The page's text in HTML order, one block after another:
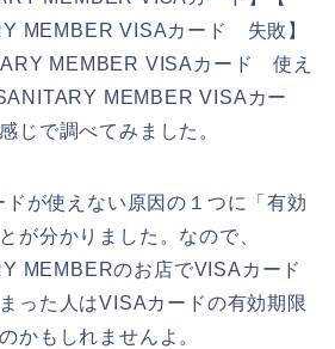
MEMBER VISAカード 失敗】
MEMBER VISAカード 使え
MEMBER VISAカー
じで調べてみました。
が使えない原因の１つに「有効
が分かりました。なので、
MEMBERのお店でVISAカード
った人はVISAカードの有効期限
かもしれませんよ。